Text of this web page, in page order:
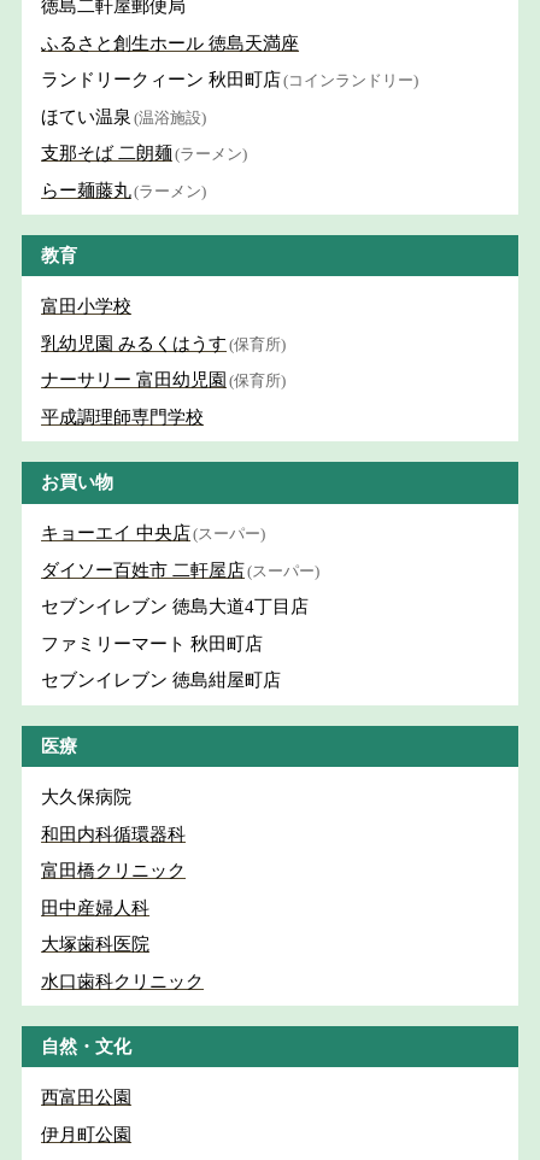
徳島二軒屋郵便局
ふるさと創生ホール 徳島天満座
ランドリークィーン 秋田町店(コインランドリー)
ほてい温泉 (温浴施設)
支那そば 二朗麺 (ラーメン)
らー麺藤丸(ラーメン)
教育
富田小学校
乳幼児園 みるくはうす (保育所)
ナーサリー 富田幼児園 (保育所)
平成調理師専門学校
お買い物
キョーエイ 中央店(スーパー)
ダイソー百姓市 二軒屋店(スーパー)
セブンイレブン 徳島大道4丁目店
ファミリーマート 秋田町店
セブンイレブン 徳島紺屋町店
医療
大久保病院
和田内科循環器科
富田橋クリニック
田中産婦人科
大塚歯科医院
水口歯科クリニック
自然・文化
西富田公園
伊月町公園